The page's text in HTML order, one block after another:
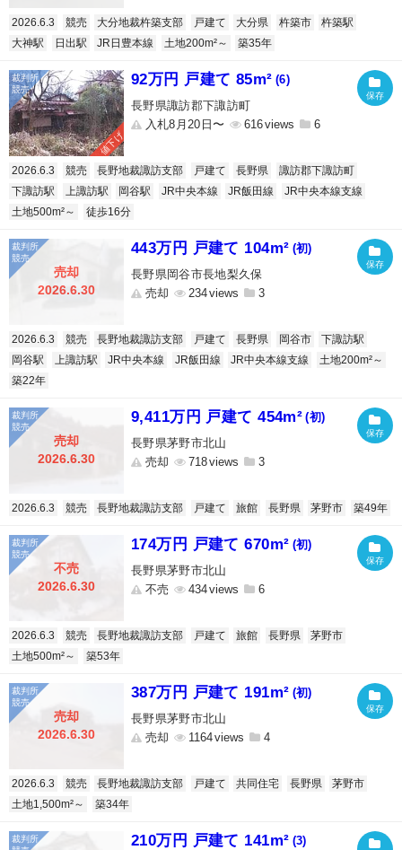
2026.6.3 競売 大分地裁杵築支部 戸建て 大分県 杵築市
杵築駅
大神駅
日出駅 JR日豊本線 土地200m²～ 築35年
値下げ
92万円 戸建て 85m² (6)
長野県諏訪郡下諏訪町
入札8月20日〜
616 6
2026.6.3 競売 長野地裁諏訪支部 戸建て 長野県
諏訪郡下諏訪町
下諏訪駅
上諏訪駅 岡谷駅 JR中央本線 JR飯田線
JR中央本線支線
土地500m²～
徒歩16分
売却
2026.6.30
443万円 戸建て 104m² (初)
長野県岡谷市長地梨久保
売却
234 3
2026.6.3 競売 長野地裁諏訪支部 戸建て 長野県 岡谷市
下諏訪駅
岡谷駅
上諏訪駅 JR中央本線 JR飯田線 JR中央本線支線
土地200m²～
築22年
売却
2026.6.30
9,411万円 戸建て 454m² (初)
長野県茅野市北山
売却
718 3
2026.6.3 競売 長野地裁諏訪支部 戸建て 旅館 長野県 茅野市 築49年
不売
2026.6.30
174万円 戸建て 670m² (初)
長野県茅野市北山
不売
434 6
2026.6.3 競売 長野地裁諏訪支部 戸建て 旅館 長野県
茅野市
土地500m²～
築53年
売却
2026.6.30
387万円 戸建て 191m² (初)
長野県茅野市北山
売却
1164 4
2026.6.3 競売 長野地裁諏訪支部 戸建て 共同住宅 長野県
茅野市
土地1,500m²～
築34年
210万円 戸建て 141m² (3)